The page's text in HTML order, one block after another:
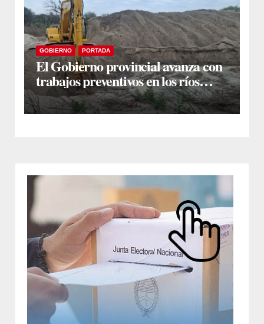
GOBIERNO PORTADA
El Gobierno provincial avanza con
trabajos preventivos en los ríos
Dulce y Salado y en los Bajos
Submeridionales